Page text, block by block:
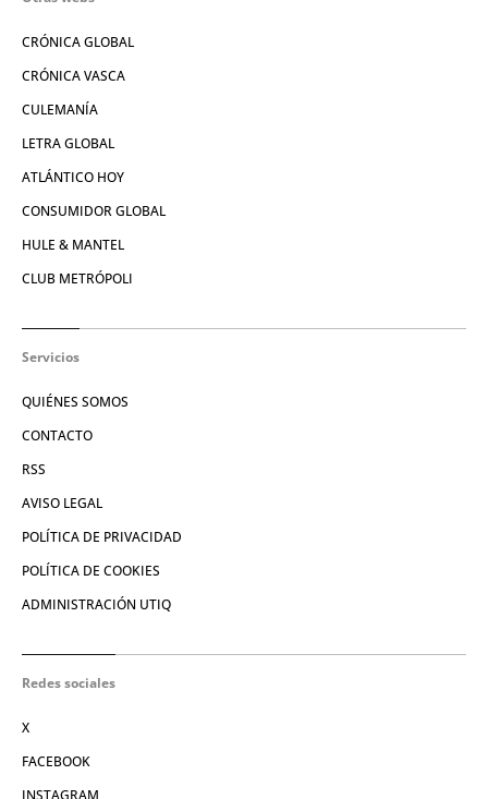
CRÓNICA GLOBAL
CRÓNICA VASCA
CULEMANÍA
LETRA GLOBAL
ATLÁNTICO HOY
CONSUMIDOR GLOBAL
HULE & MANTEL
CLUB METRÓPOLI
Servicios
QUIÉNES SOMOS
CONTACTO
RSS
AVISO LEGAL
POLÍTICA DE PRIVACIDAD
POLÍTICA DE COOKIES
ADMINISTRACIÓN UTIQ
Redes sociales
X
FACEBOOK
INSTAGRAM